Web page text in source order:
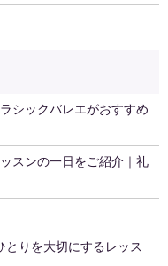
シックバレエがおすすめ
スンの一日をご紹介｜礼
とりを大切にするレッス